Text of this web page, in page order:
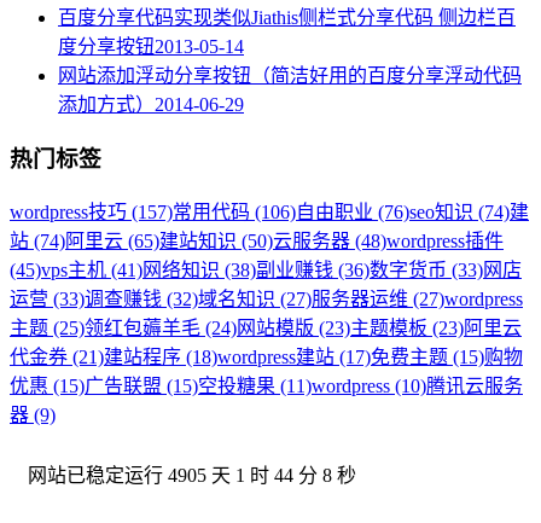
百度分享代码实现类似Jiathis侧栏式分享代码 侧边栏百
度分享按钮2013-05-14
网站添加浮动分享按钮（简洁好用的百度分享浮动代码
添加方式） 2014-06-29
热门标签
wordpress技巧 (157)常用代码 (106)自由职业 (76)seo知识 (74)建
站 (74)阿里云 (65)建站知识 (50)云服务器 (48)wordpress插件
(45)vps主机 (41)网络知识 (38)副业赚钱 (36)数字货币 (33)网店
运营 (33)调查赚钱 (32)域名知识 (27)服务器运维 (27)wordpress
主题 (25)领红包薅羊毛 (24)网站模版 (23)主题模板 (23)阿里云
代金券 (21)建站程序 (18)wordpress建站 (17)免费主题 (15)购物
优惠 (15)广告联盟 (15)空投糖果 (11)wordpress (10)腾讯云服务
器 (9)
网站已稳定运行 4905 天 1 时 44 分 9 秒